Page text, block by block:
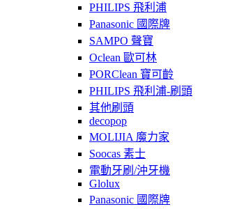
PHILIPS 飛利浦
Panasonic 國際牌
SAMPO 聲寶
Oclean 歐可林
PORClean 寶可齡
PHILIPS 飛利浦-刷頭
其他刷頭
decopop
MOLIJIA 魔力家
Soocas 素士
電動牙刷/沖牙機
Glolux
Panasonic 國際牌